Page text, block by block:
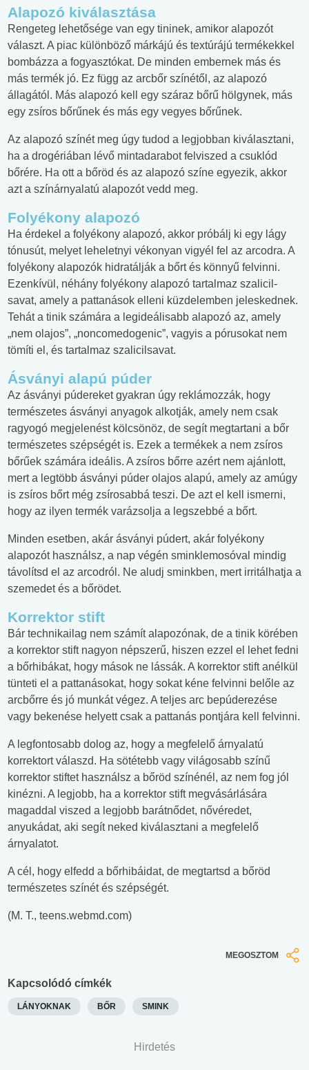
Alapozó kiválasztása
Rengeteg lehetősége van egy tininek, amikor alapozót
választ. A piac különböző márkájú és textúrájú termékekkel
bombázza a fogyasztókat. De minden embernek más és
más termék jó. Ez függ az arcbőr színétől, az alapozó
állagától. Más alapozó kell egy száraz bőrű hölgynek, más
egy zsíros bőrűnek és más egy vegyes bőrűnek.
Az alapozó színét meg úgy tudod a legjobban kiválasztani,
ha a drogériában lévő mintadarabot felviszed a csuklód
bőrére. Ha ott a bőröd és az alapozó színe egyezik, akkor
azt a színárnyalatú alapozót vedd meg.
Folyékony alapozó
Ha érdekel a folyékony alapozó, akkor próbálj ki egy lágy
tónusút, melyet leheletnyi vékonyan vigyél fel az arcodra. A
folyékony alapozók hidratálják a bőrt és könnyű felvinni.
Ezenkívül, néhány folyékony alapozó tartalmaz szalicil-
savat, amely a pattanások elleni küzdelemben jeleskednek.
Tehát a tinik számára a legideálisabb alapozó az, amely
„nem olajos”, „noncomedogenic”, vagyis a pórusokat nem
tömíti el, és tartalmaz szalicilsavat.
Ásványi alapú púder
Az ásványi púdereket gyakran úgy reklámozzák, hogy
természetes ásványi anyagok alkotják, amely nem csak
ragyogó megjelenést kölcsönöz, de segít megtartani a bőr
természetes szépségét is. Ezek a termékek a nem zsíros
bőrűek számára ideális. A zsíros bőrre azért nem ajánlott,
mert a legtöbb ásványi púder olajos alapú, amely az amúgy
is zsíros bőrt még zsírosabbá teszi. De azt el kell ismerni,
hogy az ilyen termék varázsolja a legszebbé a bőrt.
Minden esetben, akár ásványi púdert, akár folyékony
alapozót használsz, a nap végén sminklemosóval mindig
távolítsd el az arcodról. Ne aludj sminkben, mert irritálhatja a
szemedet és a bőrödet.
Korrektor stift
Bár technikailag nem számít alapozónak, de a tinik körében
a korrektor stift nagyon népszerű, hiszen ezzel el lehet fedni
a bőrhibákat, hogy mások ne lássák. A korrektor stift anélkül
tünteti el a pattanásokat, hogy sokat kéne felvinni belőle az
arcbőrre és jó munkát végez. A teljes arc bepúderezése
vagy bekenése helyett csak a pattanás pontjára kell felvinni.
A legfontosabb dolog az, hogy a megfelelő árnyalatú
korrektort válaszd. Ha sötétebb vagy világosabb színű
korrektor stiftet használsz a bőröd színénél, az nem fog jól
kinézni. A legjobb, ha a korrektor stift megvásárlására
magaddal viszed a legjobb barátnődet, nővéredet,
anyukádat, aki segít neked kiválasztani a megfelelő
árnyalatot.
A cél, hogy elfedd a bőrhibáidat, de megtartsd a bőröd
természetes színét és szépségét.
(M. T., teens.webmd.com)
MEGOSZTOM
Kapcsolódó címkék
LÁNYOKNAK BŐR SMINK
Hirdetés